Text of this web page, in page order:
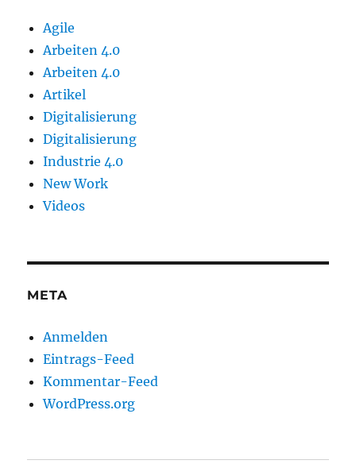
Agile
Arbeiten 4.0
Arbeiten 4.0
Artikel
Digitalisierung
Digitalisierung
Industrie 4.0
New Work
Videos
META
Anmelden
Eintrags-Feed
Kommentar-Feed
WordPress.org